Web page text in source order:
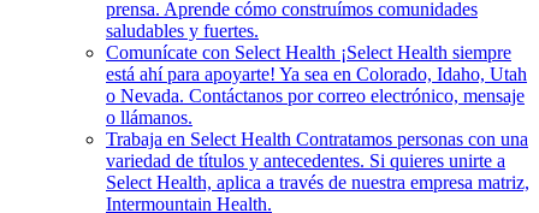
prensa. Aprende cómo construímos comunidades
saludables y fuertes.
Comunícate con Select Health ¡Select Health siempre
está ahí para apoyarte! Ya sea en Colorado, Idaho, Utah
o Nevada. Contáctanos por correo electrónico, mensaje
o llámanos.
Trabaja en Select Health Contratamos personas con una
variedad de títulos y antecedentes. Si quieres unirte a
Select Health, aplica a través de nuestra empresa matriz,
Intermountain Health.